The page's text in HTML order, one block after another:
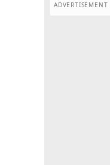
ADVERTISEMENT